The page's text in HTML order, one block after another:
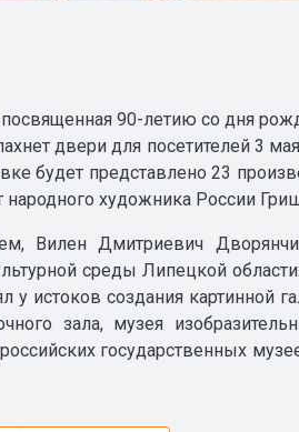
90-летию со дня
двери для посетителей 3
будет представлено 23
народного художника России
Вилен Дмитриевич
среды Липецкой
истоков создания картинной
зала, музея
государственных